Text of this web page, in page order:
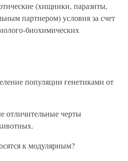
(хищники, паразиты,
партнером) условия за счет
биохимических
популяции генетиками от
отличительные черты
к модулярным?